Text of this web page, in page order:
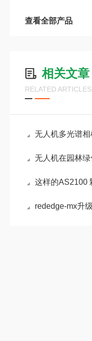
查看全部产品
相关文章
RELATED ARTICLES
无人机多光谱相机——从空中
无人机在园林绿化
这样的AS2100 颗粒硬度
rededge-mx升级版